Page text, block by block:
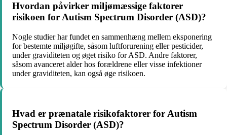
Hvordan påvirker miljømæssige faktorer
risikoen for Autism Spectrum Disorder (ASD)?
Nogle studier har fundet en sammenhæng mellem eksponering
for bestemte miljøgifte, såsom luftforurening eller pesticider,
under graviditeten og øget risiko for ASD. Andre faktorer,
såsom avanceret alder hos forældrene eller visse infektioner
under graviditeten, kan også øge risikoen.
Hvad er prænatale risikofaktorer for Autism
Spectrum Disorder (ASD)?